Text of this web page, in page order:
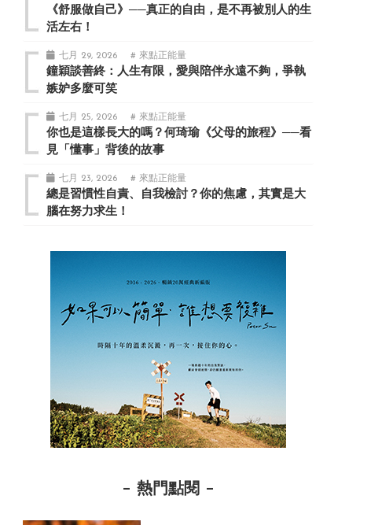
《舒服做自己》──真正的自由，是不再被別人的生
活左右！
七月 29, 2026 # 來點正能量
鐘穎談善終：人生有限，愛與陪伴永遠不夠，爭執
嫉妒多麼可笑
七月 25, 2026 # 來點正能量
你也是這樣長大的嗎？何琦瑜《父母的旅程》──看
見「懂事」背後的故事
七月 23, 2026 # 來點正能量
總是習慣性自責、自我檢討？你的焦慮，其實是大
腦在努力求生！
熱門點閱